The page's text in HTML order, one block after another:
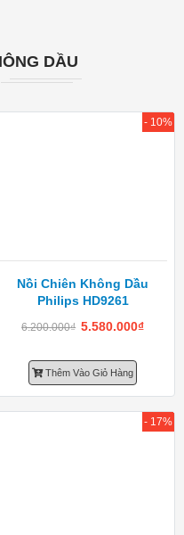
DẦU
Nồi Chiên Không Dầu
Philips HD9261
6.200.000₫ 5.580.000₫
Thêm Vào Giỏ Hàng
- 10%
- 17%